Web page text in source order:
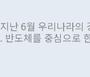
구상'이라는 비판을
를 빚은 적은 여러
적 입장을 표명한
을 제어해야 한다는
난 6월 우리나라의
반도체를 중심으로